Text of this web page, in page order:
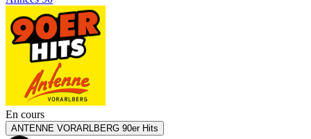
En cours
ANTENNE VORARLBERG 90er Hits